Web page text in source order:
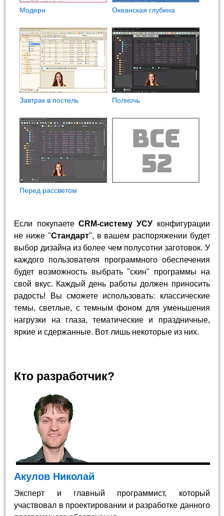
Модерн Океанская глубина
Завтрак в постель Полночь
Перед рассветом
Если покупаете CRM-систему УСУ конфигурации
не ниже "Стандарт", в вашем распоряжении будет
выбор дизайна из более чем полусотни заготовок. У
каждого пользователя программного обеспечения
будет возможность выбрать "скин" программы на
свой вкус. Каждый день работы должен приносить
радость! Вы сможете использовать: классические
темы, светлые, с темным фоном для уменьшения
нагрузки на глаза, тематические и праздничные,
яркие и сдержанные. Вот лишь некоторые из них.
Кто разработчик?
Акулов Николай
Эксперт и главный программист, который
участвовал в проектировании и разработке данного